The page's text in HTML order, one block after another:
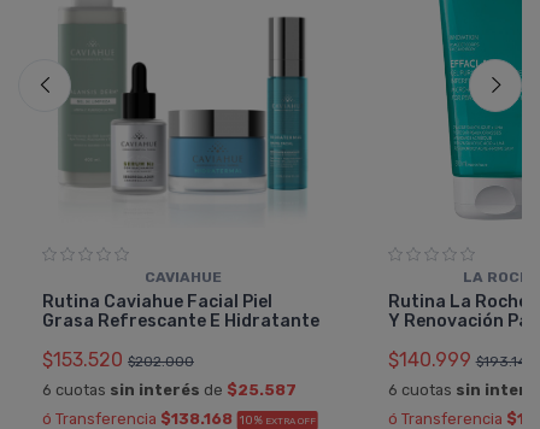
CAVIAHUE
Rutina Caviahue Facial Piel
Grasa Refrescante E Hidratante
$153.520 $202.000
6 cuotas sin interés de $25.587
ó Transferencia $138.168 10% EXTRA OFF
LA
Rutina La Roche
Y Renovación
$140.999 $193.149
6 cuotas sin
ó Transferencia